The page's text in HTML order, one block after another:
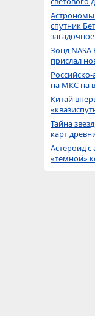
Астрономы
спутник
Зонд NASA
прислал
на МКС на
Китай
Тайна
карт
Астероид
«темной»